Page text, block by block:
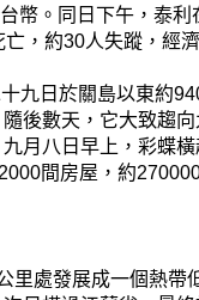
幣。同日下午，泰
，約30人失蹤，經
九日於關島以東約
後數天，它大致趨
月八日早上，彩蝶
間房屋，約
里處發展成一個熱